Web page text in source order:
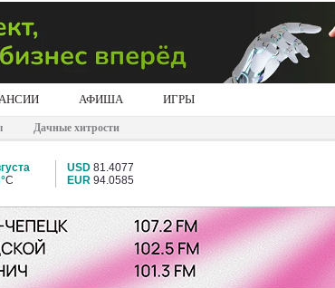
АФИША ИГРЫ
Дачные хитрости
C
USD 81.4077
EUR 94.0585